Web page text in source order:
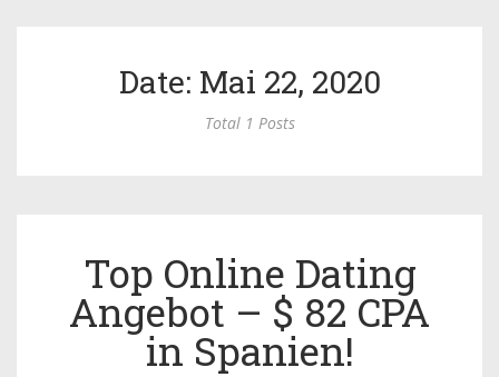
Date: Mai 22, 2020
Total 1 Posts
Top Online Dating
Angebot – $ 82 CPA
in Spanien!